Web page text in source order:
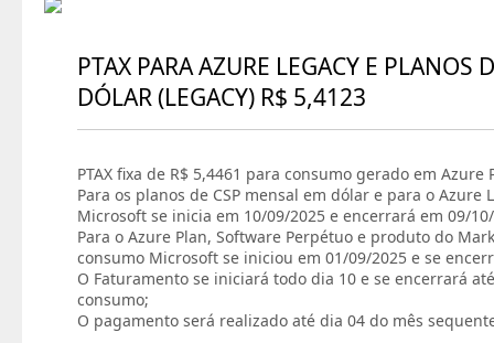
PTAX PARA AZURE LEGACY E PLANOS
DÓLAR (LEGACY) R$ 5,4123
PTAX fixa de R$ 5,4461 para consumo gerado em Azure
Para os planos de CSP mensal em dólar e para o Azure
Microsoft se inicia em 10/09/2025 e encerrará em 09/
Para o Azure Plan, Software Perpétuo e produto do
consumo Microsoft se iniciou em 01/09/2025 e se
O Faturamento se iniciará todo dia 10 e se encerrará
consumo;
O pagamento será realizado até dia 04 do mês